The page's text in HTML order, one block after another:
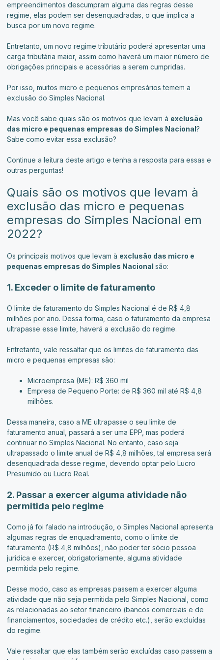
empreendimentos descumpram alguma das regras desse
regime, elas podem ser desenquadradas, o que implica a
busca por um novo regime.
Entretanto, um novo regime tributário poderá apresentar uma
carga tributária maior, assim como haverá um maior número de
obrigações principais e acessórias a serem cumpridas.
Por isso, muitos micro e pequenos empresários temem a
exclusão do Simples Nacional.
Mas você sabe quais são os motivos que levam à exclusão
das micro e pequenas empresas do Simples Nacional?
Sabe como evitar essa exclusão?
Continue a leitura deste artigo e tenha a resposta para essas e
outras perguntas!
Quais são os motivos que levam à
exclusão das micro e pequenas
empresas do Simples Nacional em
2022?
Os principais motivos que levam à exclusão das micro e
pequenas empresas do Simples Nacional são:
1. Exceder o limite de faturamento
O limite de faturamento do Simples Nacional é de R$ 4,8
milhões por ano. Dessa forma, caso o faturamento da empresa
ultrapasse esse limite, haverá a exclusão do regime.
Entretanto, vale ressaltar que os limites de faturamento das
micro e pequenas empresas são:
Microempresa (ME): R$ 360 mil
Empresa de Pequeno Porte: de R$ 360 mil até R$ 4,8
milhões.
Dessa maneira, caso a ME ultrapasse o seu limite de
faturamento anual, passará a ser uma EPP, mas poderá
continuar no Simples Nacional. No entanto, caso seja
ultrapassado o limite anual de R$ 4,8 milhões, tal empresa será
desenquadrada desse regime, devendo optar pelo Lucro
Presumido ou Lucro Real.
2. Passar a exercer alguma atividade não
permitida pelo regime
Como já foi falado na introdução, o Simples Nacional apresenta
algumas regras de enquadramento, como o limite de
faturamento (R$ 4,8 milhões), não poder ter sócio pessoa
jurídica e exercer, obrigatoriamente, alguma atividade
permitida pelo regime.
Desse modo, caso as empresas passem a exercer alguma
atividade que não seja permitida pelo Simples Nacional, como
as relacionadas ao setor financeiro (bancos comerciais e de
financiamentos, sociedades de crédito etc.), serão excluídas
do regime.
Vale ressaltar que elas também serão excluídas caso passem a